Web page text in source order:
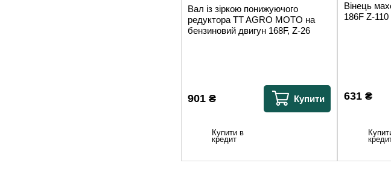
Вал із зіркою понижуючого
редуктора TT AGRO MOTO на
бензиновий двигун 168F, Z-26
901 ₴ Купити
Купити в
кредит
Вінець
186F Z-110
631₴